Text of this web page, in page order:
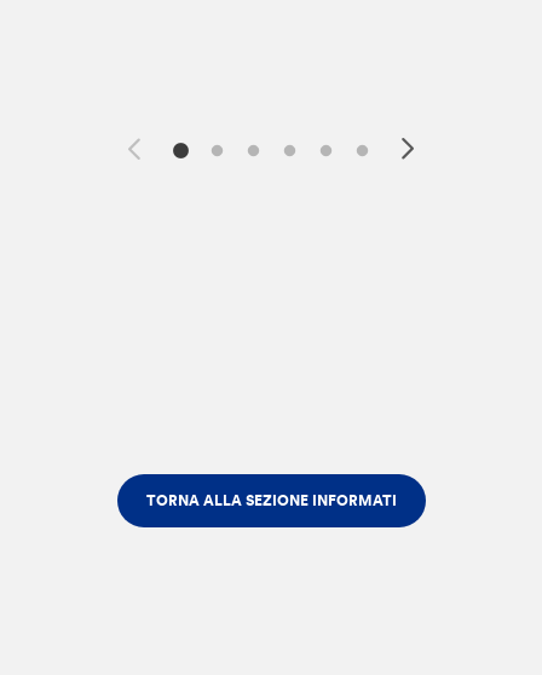
TORNA ALLA SEZIONE INFORMATI